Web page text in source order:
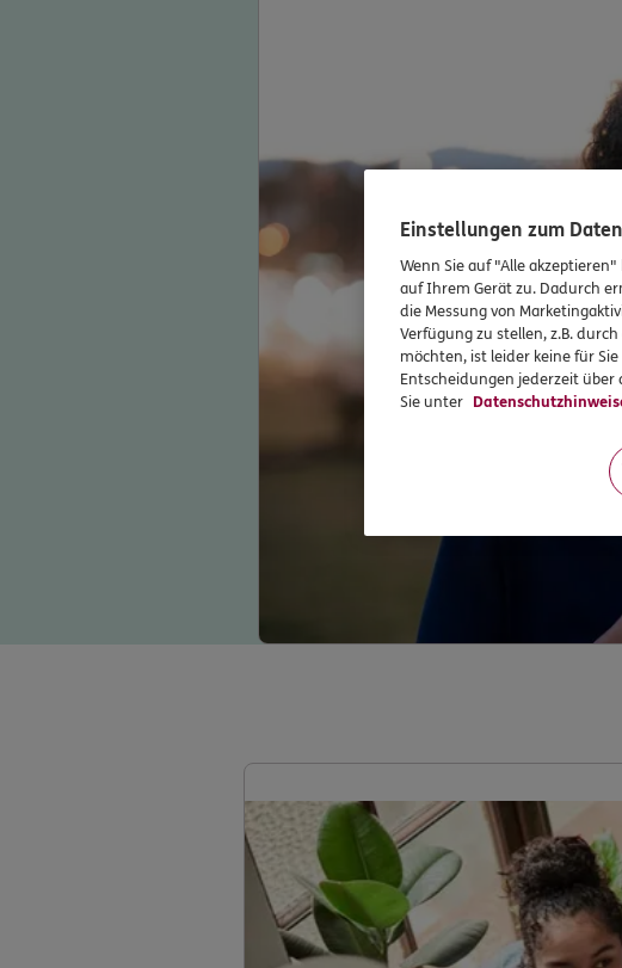
Einstellungen zum
Wenn Sie auf "Alle
auf Ihrem Gerät zu. Dadurch
die Messung von
Verfügung zu stellen, z.B.
möchten, ist leider keine für
Entscheidungen jederzeit über
Sie unter